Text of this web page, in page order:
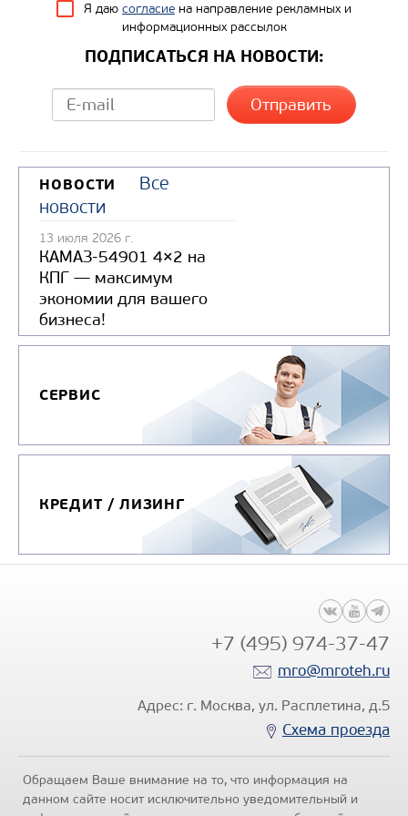
Я даю согласие на направление рекламных и
информационных рассылок
ПОДПИСАТЬСЯ НА НОВОСТИ:
НОВОСТИ
Все
новости
13 июля 2026 г.
КАМАЗ-54901 4×2 на
КПГ — максимум
экономии для вашего
бизнеса!
СЕРВИС
КРЕДИТ / ЛИЗИНГ
+7 (495) 974-37-47
mro@mroteh.ru
Адрес: г. Москва, ул. Расплетина, д.5
Схема проезда
Обращаем Ваше внимание на то, что информация на
данном сайте носит исключительно уведомительный и